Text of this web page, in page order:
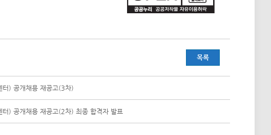
목록
터) 공개채용 재공고(3차)
) 공개채용 재공고(2차) 최종 합격자 발표